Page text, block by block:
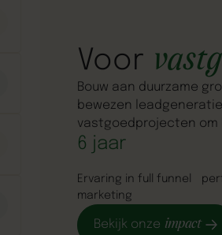
Voor
Bouw aan duurzame
bewezen
vastgoedprojecten om
6 jaar
Ervaring in full funnel
marketing
Bekijk onze impact